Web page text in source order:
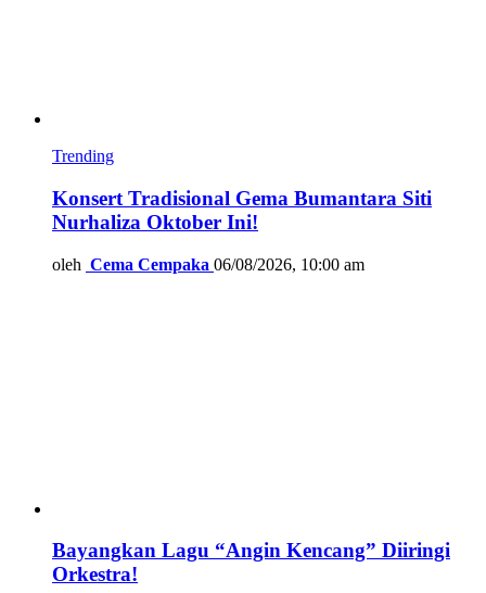
Trending
Konsert Tradisional Gema Bumantara Siti
Nurhaliza Oktober Ini!
oleh Cema Cempaka 06/08/2026, 10:00 am
Bayangkan Lagu “Angin Kencang” Diiringi
Orkestra!